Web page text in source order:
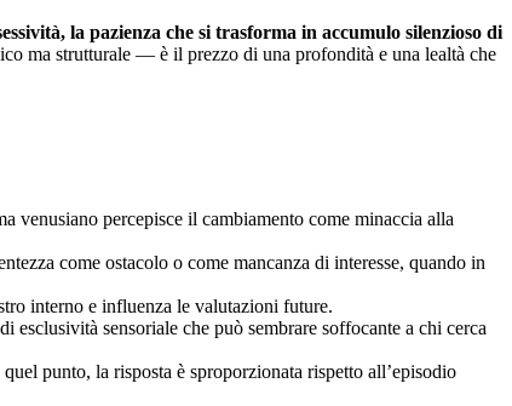
la pazienza che si trasforma in accumulo silenzioso di
ma strutturale — è il prezzo di una profondità e una lealtà che
venusiano percepisce il cambiamento come minaccia alla
come ostacolo o come mancanza di interesse, quando in
interno e influenza le valutazioni future.
esclusività sensoriale che può sembrare soffocante a chi cerca
punto, la risposta è sproporzionata rispetto all’episodio